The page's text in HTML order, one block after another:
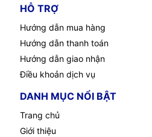
HỖ TRỢ
Hướng dẫn mua hàng
Hướng dẫn thanh toán
Hướng dẫn giao nhận
Điều khoản dịch vụ
DANH MỤC NỔI BẬT
Trang chủ
Giới thiệu